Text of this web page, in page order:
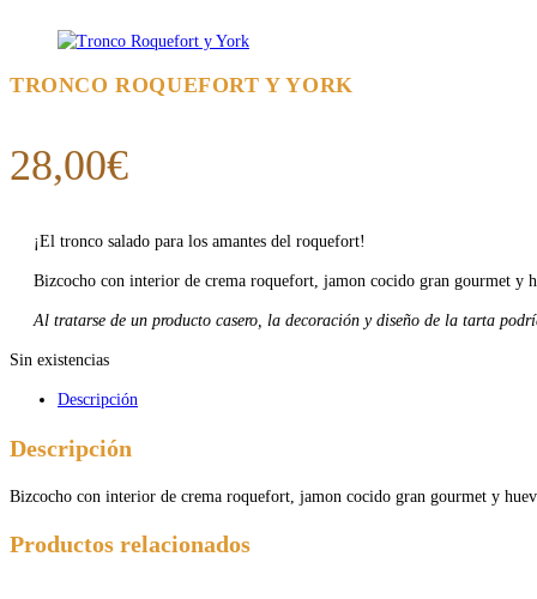
TRONCO ROQUEFORT Y YORK
28,00€
¡El tronco salado para los amantes del roquefort!
Bizcocho con interior de crema roquefort, jamon cocido gran gourmet y
Al tratarse de un producto casero, la decoración y diseño de la tarta
Sin existencias
Descripción
Descripción
Bizcocho con interior de crema roquefort, jamon cocido gran gourmet y
Productos relacionados